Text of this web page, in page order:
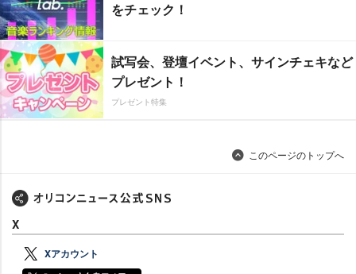
をチェック！
試写会、登壇イベント、サインチェキなど
プレゼント！
プレゼント特集
このページのトップへ
X
Xアカウント